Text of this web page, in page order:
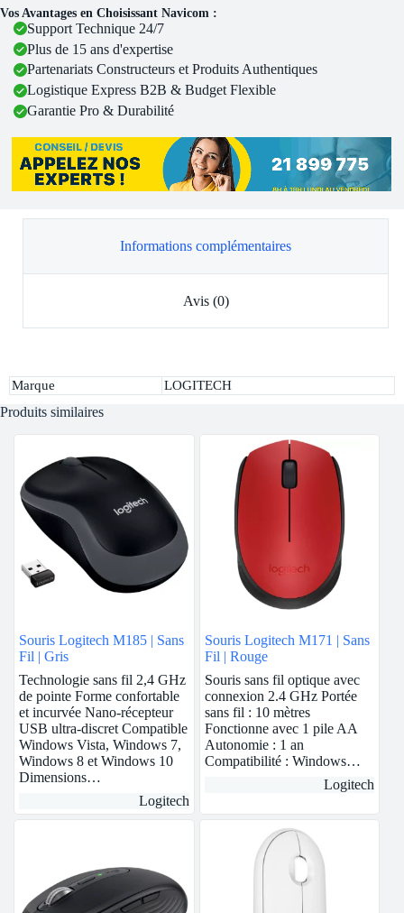
Vos Avantages en Choisissant Navicom :
Support Technique 24/7
Plus de 15 ans d'expertise
Partenariats Constructeurs et Produits Authentiques
Logistique Express B2B & Budget Flexible
Garantie Pro & Durabilité
Informations complémentaires
Avis (0)
Marque LOGITECH
Produits similaires
Souris Logitech M185 | Sans
Fil | Gris
Technologie sans fil 2,4 GHz
de pointe Forme confortable
et incurvée Nano-récepteur
USB ultra-discret Compatible
Windows Vista, Windows 7,
Windows 8 et Windows 10
Dimensions…
Logitech
Souris Logitech M171 | Sans
Fil | Rouge
Souris sans fil optique avec
connexion 2.4 GHz Portée
sans fil : 10 mètres
Fonctionne avec 1 pile AA
Autonomie : 1 an
Compatibilité : Windows…
Logitech